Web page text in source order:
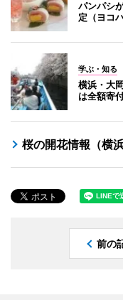
パンパシ
定（ヨコ
学ぶ・知る
横浜・大
は全額寄
桜の開花情報（横
前の